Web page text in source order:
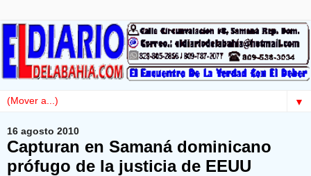
▼
16 agosto 2010
Capturan en Samaná dominicano
prófugo de la justicia de EEUU